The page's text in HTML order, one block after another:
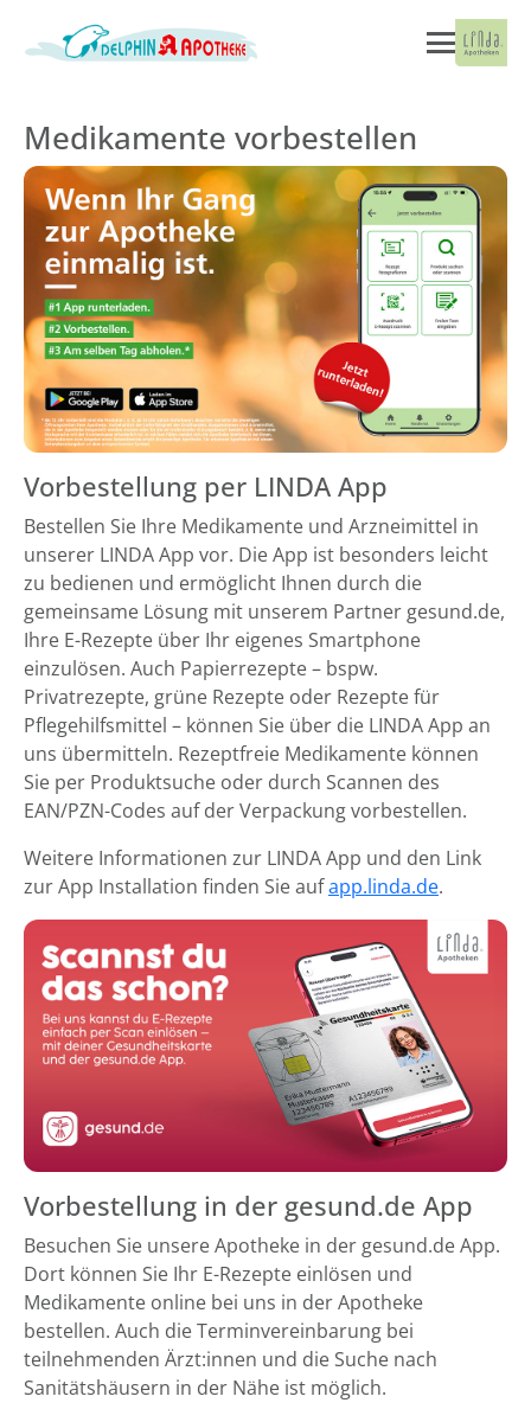
Medikamente vorbestellen
Vorbestellung per LINDA App
Bestellen Sie Ihre Medikamente und Arzneimittel in
unserer LINDA App vor. Die App ist besonders leicht
zu bedienen und ermöglicht Ihnen durch die
gemeinsame Lösung mit unserem Partner gesund.de,
Ihre E-Rezepte über Ihr eigenes Smartphone
einzulösen. Auch Papierrezepte – bspw.
Privatrezepte, grüne Rezepte oder Rezepte für
Pflegehilfsmittel – können Sie über die LINDA App an
uns übermitteln. Rezeptfreie Medikamente können
Sie per Produktsuche oder durch Scannen des
EAN/PZN-Codes auf der Verpackung vorbestellen.
Weitere Informationen zur LINDA App und den Link
zur App Installation finden Sie aufapp.linda.de.
Vorbestellung in der gesund.de App
Besuchen Sie unsere Apotheke in der gesund.de App.
Dort können Sie Ihr E-Rezepte einlösen und
Medikamente online bei uns in der Apotheke
bestellen. Auch die Terminvereinbarung bei
teilnehmenden Ärzt:innen und die Suche nach
Sanitätshäusern in der Nähe ist möglich.